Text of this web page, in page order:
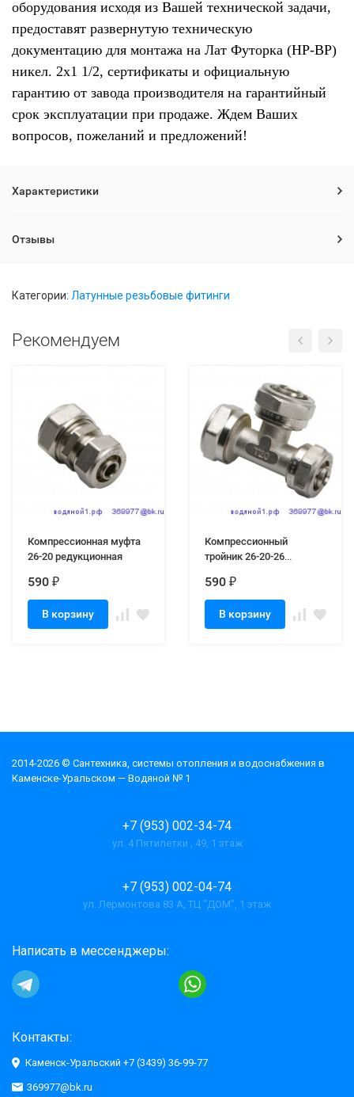
оборудования исходя из Вашей технической задачи,
предоставят развернутую техническую
документацию для монтажа на Лат Футорка (НР-ВР)
никел. 2x1 1/2, сертификаты и официальную
гарантию от завода производителя на гарантийный
срок эксплуатации при продаже. Ждем Ваших
вопросов, пожеланий и предложений!
Характеристики
Отзывы
Категории: Латунные резьбовые фитинги
Рекомендуем
Компрессионная муфта
26-20 редукционная
590 ₽
В корзину
Компрессионный
тройник 26-20-26
590 ₽
В корзину
2014-2026 © Cантехника, системы отопления и водоснабжения в
Каменске-Уральском — Водяной № 1
+7 (953) 002-34-74
ул. 4 Пятилетки , 49, 1 этаж
+7 (953) 002-04-74
ул. Лермонтова 83 А, ТЦ "ДОМ", 1 этаж
Написать в мессенджеры:
Контакты:
Каменск-Уральский +7 (3439) 36-99-77
369977@bk.ru